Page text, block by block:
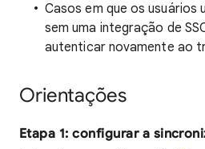
Casos em que os usuários
sem uma integração de
autenticar novamente ao
Orientações
Etapa 1: configurar a